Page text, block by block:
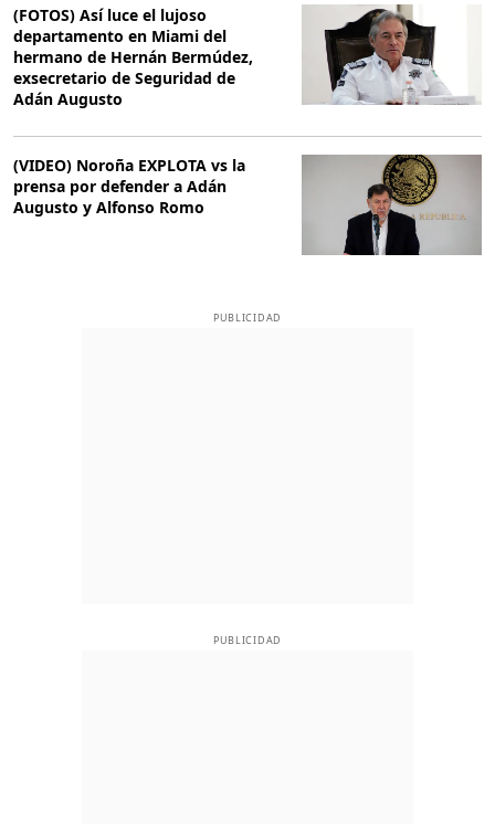
(FOTOS) Así luce el lujoso
departamento en Miami del
hermano de Hernán Bermúdez,
exsecretario de Seguridad de
Adán Augusto
(VIDEO) Noroña EXPLOTA vs la
prensa por defender a Adán
Augusto y Alfonso Romo
PUBLICIDAD
PUBLICIDAD